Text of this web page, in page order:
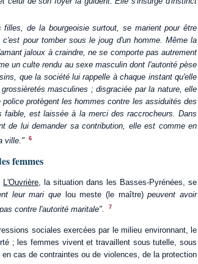
filles, de la bourgeoisie surtout, se marient pour être
pour tomber sous le joug d'un homme. Même la
jaloux à craindre, ne se comporte pas autrement
un culte rendu au sexe masculin dont l'autorité pèse
que la société lui rappelle à chaque instant qu'elle
masculines ; disgraciée par la nature, elle
protègent les hommes contre les assiduités des
est laissée à la merci des raccrocheurs. Dans
de lui demander sa contribution, elle est comme en
ville."
6
femmes
L'Ouvrière, la situation dans les Basses-Pyrénées, se
leur mari quelou meste (le maître)peuvent avoir
contre l'autorité maritale".
7
sociales exercées par le milieu environnant, le
; les femmes vivent et travaillent sous tutelle, sous
cas de contraintes ou de violences, de la protection